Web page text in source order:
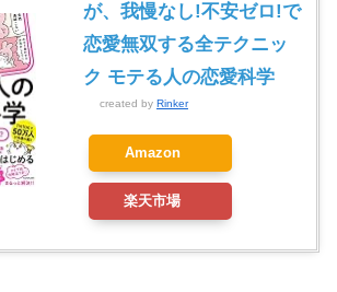
が、我慢なし!不安ゼロ!で
恋愛無双する全テクニッ
ク モテる人の恋愛科学
created by Rinker
Amazon
楽天市場